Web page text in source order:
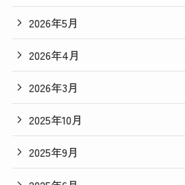
2026年5月
2026年4月
2026年3月
2025年10月
2025年9月